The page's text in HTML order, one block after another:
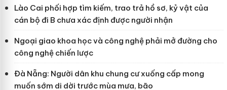
Lào Cai phối hợp tìm kiếm, trao trả hồ sơ, kỷ vật của
cán bộ đi B chưa xác định được người nhận
Ngoại giao khoa học và công nghệ phải mở đường cho
công nghệ chiến lược
Đà Nẵng: Người dân khu chung cư xuống cấp mong
muốn sớm di dời trước mùa mưa, bão